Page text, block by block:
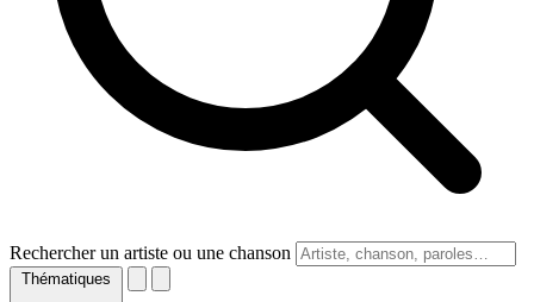
Rechercher un artiste ou une chanson
Thématiques